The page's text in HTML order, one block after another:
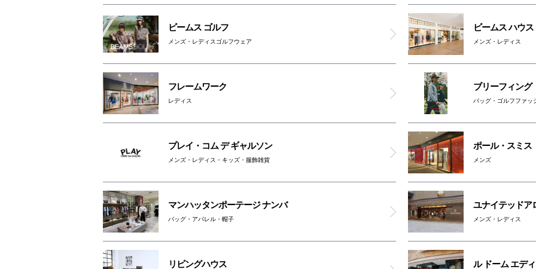
車椅子対応トイレ(2F)
ビームス ゴルフ
メンズ・レディスゴルフウェア
ビームス ハウス
メンズ・レディス
フレームワーク
レディス
ブリーフィング
バッグ・ゴルフファッ
プレイ・コム デ ギャルソン
メンズ・レディス・キッズ・服飾雑貨
ポール・スミス
メンズ
マンハッタンポーテージ ナンバ
バッグ・アパレル・帽子
ユナイテッドア
メンズ・レディス
リビングハウス ル ドーム エデ